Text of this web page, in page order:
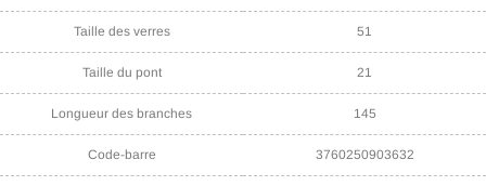
Taille des verres 51
Taille du pont 21
Longueur des branches 145
Code-barre 3760250903632